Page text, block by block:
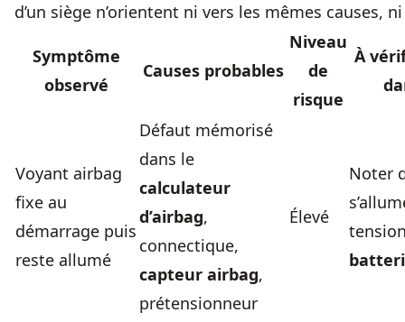
d’un siège n’orientent ni vers les mêmes
Symptôme
observé
Causes probables
Niveau
de
risque
À
Voyant airbag
fixe au
démarrage puis
reste allumé
Défaut mémorisé
dans le
calculateur
d’airbag,
connectique,
capteur airbag,
prétensionneur
Élevé
Noter